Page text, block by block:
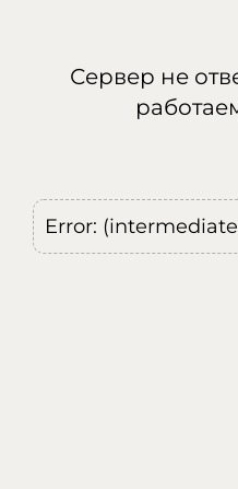
Сервер не